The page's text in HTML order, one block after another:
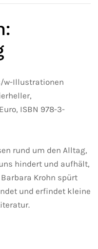
w-Illustrationen
ISBN 978-3-
rund um den Alltag,
hindert und aufhält,
Krohn spürt
und erfindet kleine